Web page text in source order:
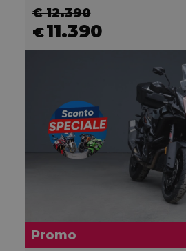
€ 12.390
€11.390
Promo